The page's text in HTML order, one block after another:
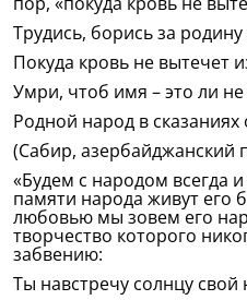
Трудись, борись за
Покуда кровь не вытечет
Умри, чтоб имя – это ли не
Родной народ в
(Сабир, азербайджанский
«Будем с народом всегда
памяти народа живут его
любовью мы зовем его
творчество которого
забвению:
Ты навстречу солнцу свой